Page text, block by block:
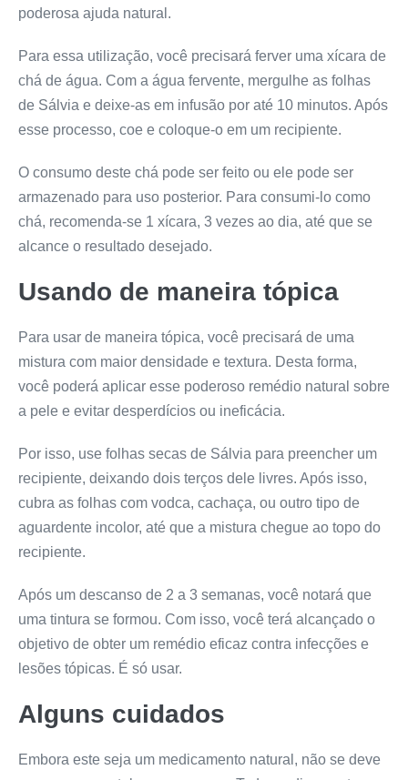
poderosa ajuda natural.
Para essa utilização, você precisará ferver uma xícara de
chá de água. Com a água fervente, mergulhe as folhas
de Sálvia e deixe-as em infusão por até 10 minutos. Após
esse processo, coe e coloque-o em um recipiente.
O consumo deste chá pode ser feito ou ele pode ser
armazenado para uso posterior. Para consumi-lo como
chá, recomenda-se 1 xícara, 3 vezes ao dia, até que se
alcance o resultado desejado.
Usando de maneira tópica
Para usar de maneira tópica, você precisará de uma
mistura com maior densidade e textura. Desta forma,
você poderá aplicar esse poderoso remédio natural sobre
a pele e evitar desperdícios ou ineficácia.
Por isso, use folhas secas de Sálvia para preencher um
recipiente, deixando dois terços dele livres. Após isso,
cubra as folhas com vodca, cachaça, ou outro tipo de
aguardente incolor, até que a mistura chegue ao topo do
recipiente.
Após um descanso de 2 a 3 semanas, você notará que
uma tintura se formou. Com isso, você terá alcançado o
objetivo de obter um remédio eficaz contra infecções e
lesões tópicas. É só usar.
Alguns cuidados
Embora este seja um medicamento natural, não se deve